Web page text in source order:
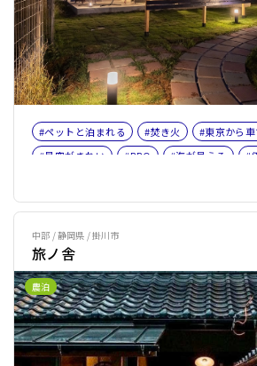
#ペットと泊まれる #焚き火
#東京から
#星空がきれい
#BBQ #海が見える #
農泊
中部 / 静岡県 / 掛川市
旅ノ舎